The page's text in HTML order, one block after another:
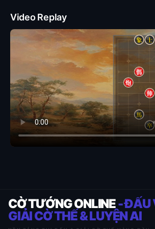
Video Replay
CỜ TƯỚNG ONLINE- ĐẤU
GIẢI CỜ THẾ & LUYỆN AI